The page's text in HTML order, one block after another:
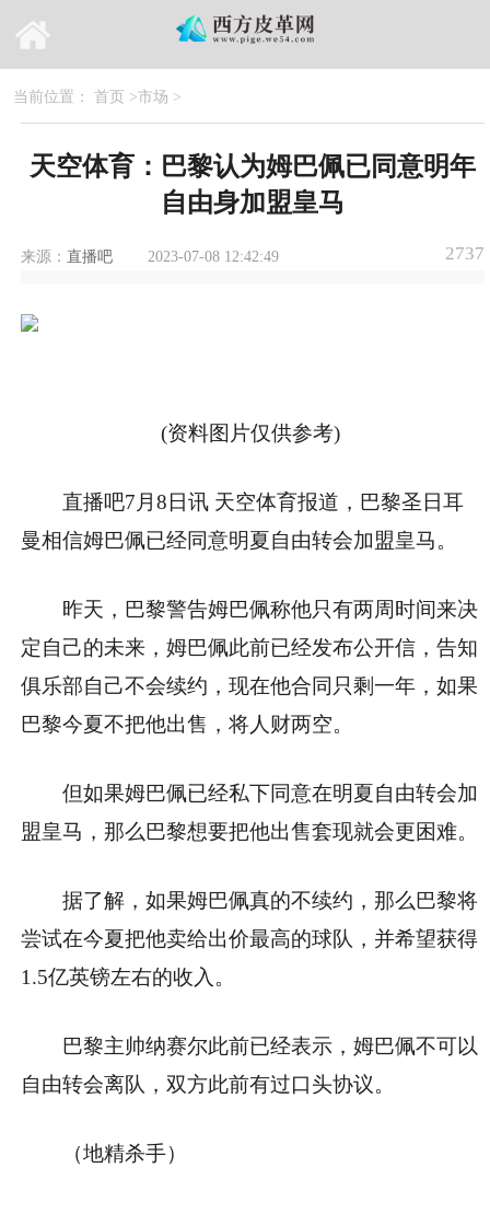
当前位置： 首页 >市场 >
天空体育：巴黎认为姆巴佩已同意明年
自由身加盟皇马
来源： 直播吧 2023-07-08 12:42:49 2737
(资料图片仅供参考)
直播吧7月8日讯 天空体育报道，巴黎圣日耳
曼相信姆巴佩已经同意明夏自由转会加盟皇马。
昨天，巴黎警告姆巴佩称他只有两周时间来决
定自己的未来，姆巴佩此前已经发布公开信，告知
俱乐部自己不会续约，现在他合同只剩一年，如果
巴黎今夏不把他出售，将人财两空。
但如果姆巴佩已经私下同意在明夏自由转会加
盟皇马，那么巴黎想要把他出售套现就会更困难。
据了解，如果姆巴佩真的不续约，那么巴黎将
尝试在今夏把他卖给出价最高的球队，并希望获得
1.5亿英镑左右的收入。
巴黎主帅纳赛尔此前已经表示，姆巴佩不可以
自由转会离队，双方此前有过口头协议。
（地精杀手）